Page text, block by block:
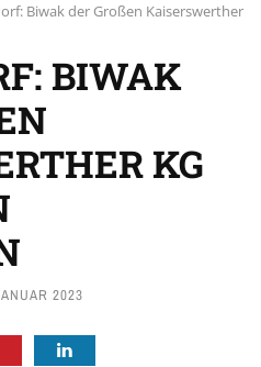
Biwak der Großen Kaiserswerther
BIWAK
K
KG M
2023